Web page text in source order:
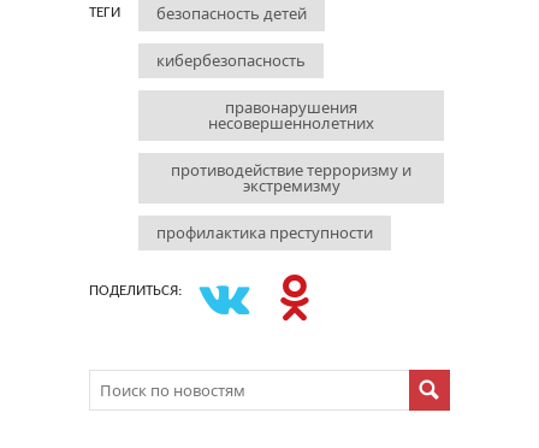
ТЕГИ безопасность детей
кибербезопасность
правонарушения
несовершеннолетних
противодействие терроризму и
экстремизму
профилактика преступности
ПОДЕЛИТЬСЯ: